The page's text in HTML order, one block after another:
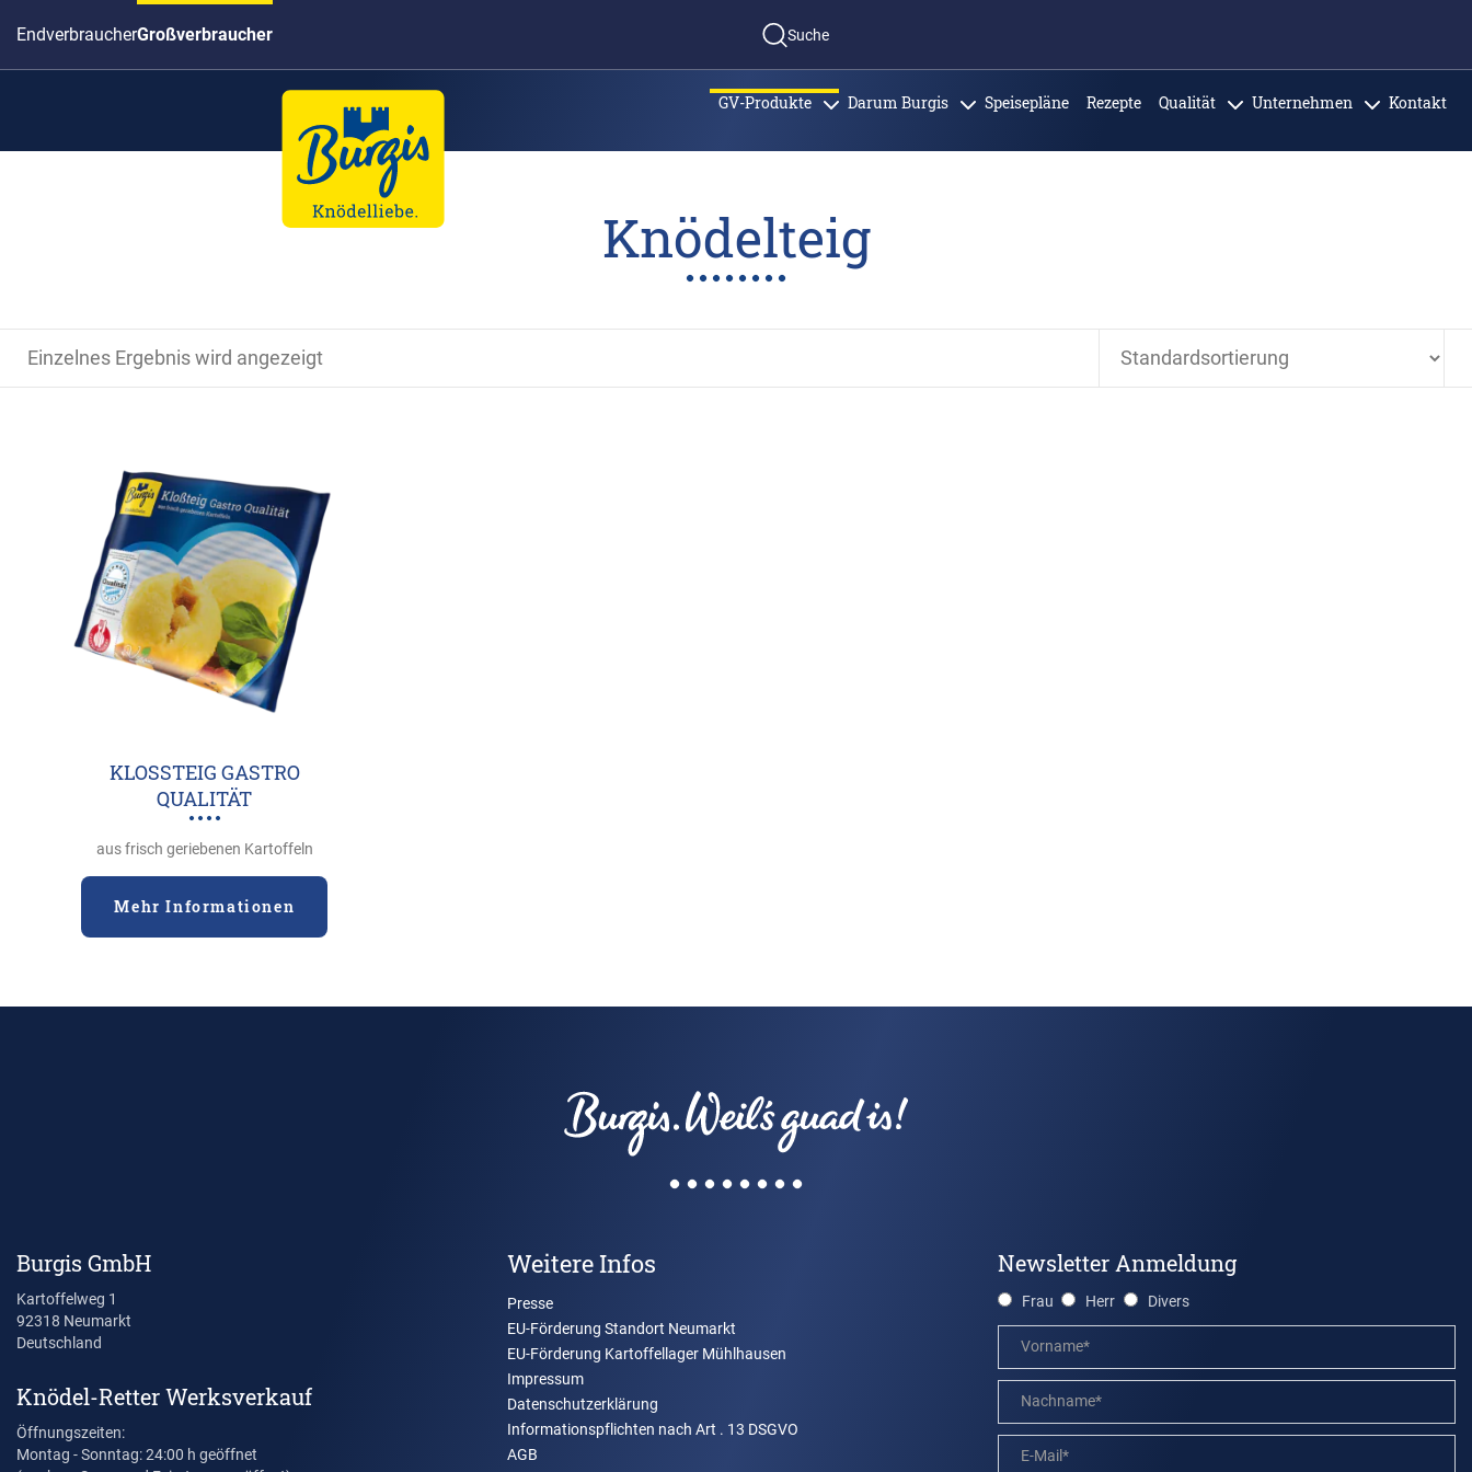
EndverbraucherGroßverbraucher Suche
GV-Produkte Darum Burgis Speisepläne Rezepte Qualität Unternehmen Kontakt
Knödelteig
Einzelnes Ergebnis wird angezeigt
KLOSSTEIG GASTRO Q
UALITÄT
aus frisch geriebenen Kartoffeln
Mehr Informationen
Burgis GmbH
Kartoffelweg 1
92318 Neumarkt
Deutschland
Knödel-Retter Werksverkauf
Öffnungszeiten:
Montag - Sonntag: 24:00 h geöffnet
Weitere Infos
Presse
EU-Förderung Standort Neumarkt
EU-Förderung Kartoffellager Mühlhausen
Impressum
Datenschutzerklärung
Informationspflichten nach Art . 13 DSGVO
AGB
Newsletter Anmeldung
Frau Herr Divers